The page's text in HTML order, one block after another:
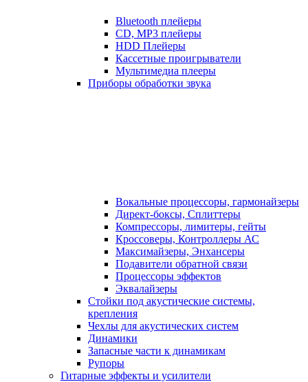
Bluetooth плейеры
CD, MP3 плейеры
HDD Плейеры
Кассетные проигрыватели
Мультимедиа плееры
Приборы обработки звука
Вокальные процессоры, гармонайзеры
Директ-боксы, Сплиттеры
Компрессоры, лимитеры, гейты
Кроссоверы, Контроллеры АС
Максимайзеры, Энхансеры
Подавители обратной связи
Процессоры эффектов
Эквалайзеры
Стойки под акустические системы,
крепления
Чехлы для акустических систем
Динамики
Запасные части к динамикам
Рупоры
Гитарные эффекты и усилители